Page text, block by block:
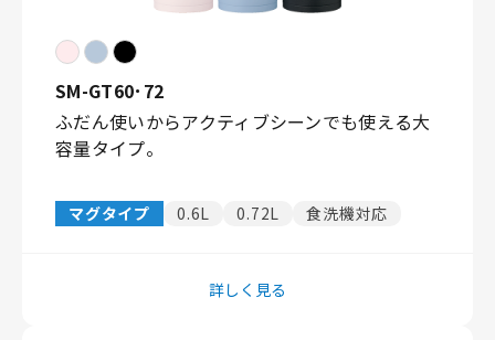
SM-GT60･72
ふだん使いからアクティブシーンでも使える大
容量タイプ。
マグタイプ 0.6L 0.72L 食洗機対応
詳しく見る